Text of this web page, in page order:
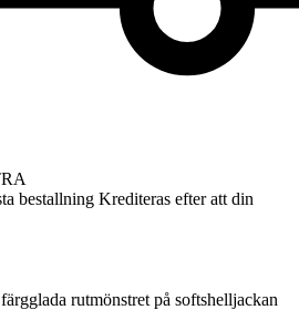
bestallning Krediteras efter att din
rutmönstret på softshelljackan